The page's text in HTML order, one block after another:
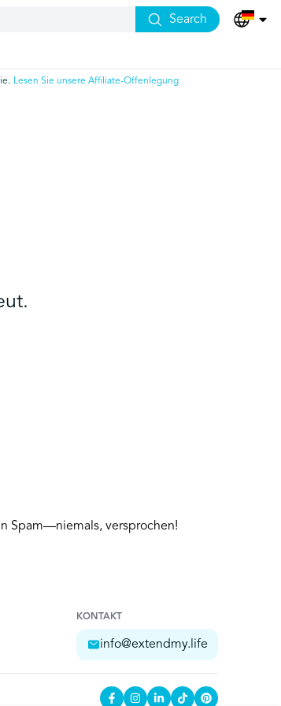
Search
Lesen Sie unsere Affiliate-Offenlegung
Spam—niemals, versprochen!
KONTAKT
info@extendmy.life